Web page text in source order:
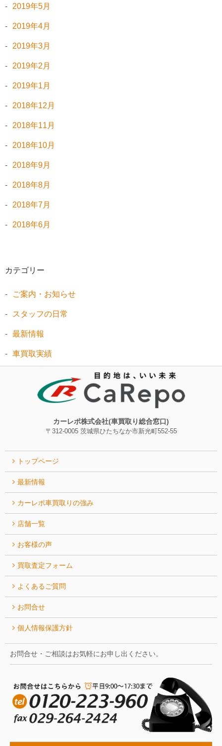
2019年5月
2019年4月
2019年3月
2019年2月
2019年1月
2018年12月
2018年11月
2018年10月
2018年9月
2018年8月
2018年7月
2018年6月
カテゴリー
ご案内・お知らせ
スタッフの日常
最新情報
車買取実績
カーレポ株式会社(車買取り総合窓口)
〒312-0005 茨城県ひたちなか市新光町552-55
トップページ
最新情報
カーレポ⾞買取りの強み
店舗一覧
お客様の声
買取査定フォーム
よくあるご質問
お問合せ
個人情報保護方針
お問合せ・ご相談はお気軽にお申し出ください。